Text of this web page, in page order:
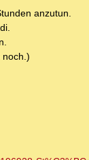
anzutun.
noch.)